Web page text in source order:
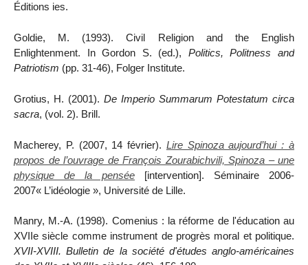
Éditions ies.
Goldie, M. (1993). Civil Religion and the English
Enlightenment. In Gordon S. (ed.), Politics, Politness and
Patriotism (pp. 31-46), Folger Institute.
Grotius, H. (2001). De Imperio Summarum Potestatum circa
sacra, (vol. 2). Brill.
Macherey, P. (2007, 14 février). Lire Spinoza aujourd’hui : à
propos de l’ouvrage de François Zourabichvili, Spinoza – une
physique de la pensée [intervention]. Séminaire 2006-
2007« L’idéologie », Université de Lille.
Manry, M.-A. (1998). Comenius : la réforme de l'éducation au
XVIIe siècle comme instrument de progrès moral et politique.
XVII-XVIII. Bulletin de la société d'études anglo-américaines